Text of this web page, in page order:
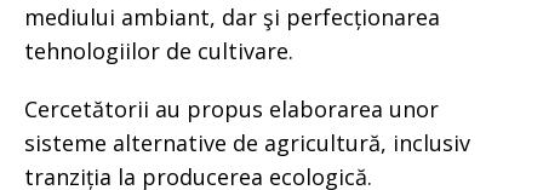
mediului ambiant, dar şi perfecționarea
tehnologiilor de cultivare.
Cercetătorii au propus elaborarea unor
sisteme alternative de agricultură, inclusiv
tranziția la producerea ecologică.